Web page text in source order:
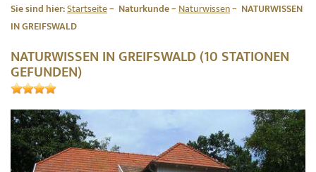
Sie sind hier:Startseite Naturkunde Naturwissen
NATURWISSEN
IN GREIFSWALD
NATURWISSEN IN GREIFSWALD (10 STATIONEN
GEFUNDEN)